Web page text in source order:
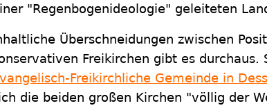
"Regenbogenideologie" geleiteten
Überschneidungen zwischen
Freikirchen gibt es
Freikirchliche Gemeinde in
die beiden großen Kirchen "völlig der